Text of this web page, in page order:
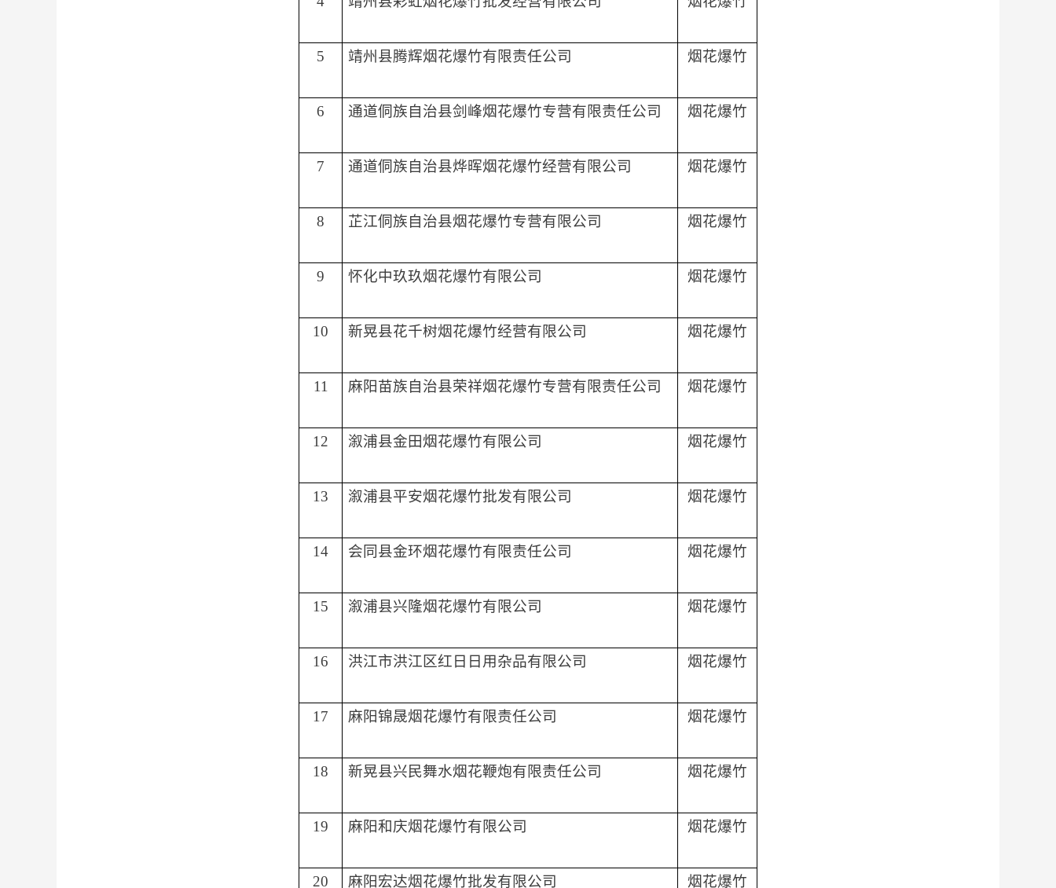
5 靖州县腾辉烟花爆竹有限责任公司 烟花爆竹
6 通道侗族自治县剑峰烟花爆竹专营有限责任公司 烟花爆竹
7 通道侗族自治县烨晖烟花爆竹经营有限公司 烟花爆竹
8 芷江侗族自治县烟花爆竹专营有限公司 烟花爆竹
9 怀化中玖玖烟花爆竹有限公司 烟花爆竹
10 新晃县花千树烟花爆竹经营有限公司 烟花爆竹
11 麻阳苗族自治县荣祥烟花爆竹专营有限责任公司 烟花爆竹
12 溆浦县金田烟花爆竹有限公司 烟花爆竹
13 溆浦县平安烟花爆竹批发有限公司 烟花爆竹
14 会同县金环烟花爆竹有限责任公司 烟花爆竹
15 溆浦县兴隆烟花爆竹有限公司 烟花爆竹
16 洪江市洪江区红日日用杂品有限公司 烟花爆竹
17 麻阳锦晟烟花爆竹有限责任公司 烟花爆竹
18 新晃县兴民舞水烟花鞭炮有限责任公司 烟花爆竹
19 麻阳和庆烟花爆竹有限公司 烟花爆竹
20 麻阳宏达烟花爆竹批发有限公司 烟花爆竹